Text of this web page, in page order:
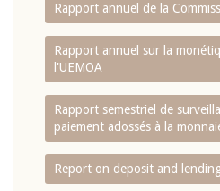
Rapport annuel de la
Rapport annuel sur la
l'UEMOA
Rapport semestriel de
paiement adossés à la
Report on deposit and